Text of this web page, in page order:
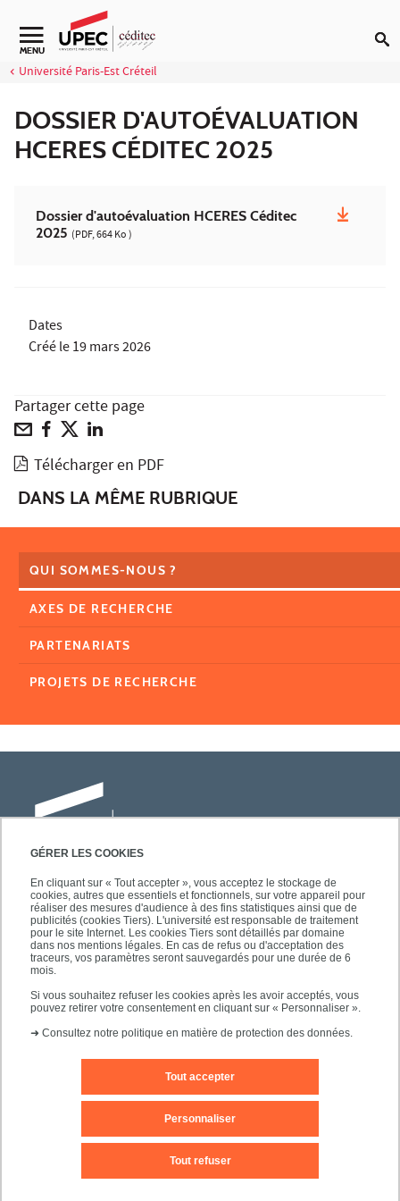
GÉRER LES COOKIES
En cliquant sur « Tout accepter », vous acceptez le stockage de
cookies, autres que essentiels et fonctionnels, sur votre appareil pour
réaliser des mesures d'audience à des fins statistiques ainsi que de
publicités (cookies Tiers). L'université est responsable de traitement
pour le site Internet. Les cookies Tiers sont détaillés par domaine
dans nos mentions légales. En cas de refus ou d'acceptation des
traceurs, vos paramètres seront sauvegardés pour une durée de 6
mois.
Si vous souhaitez refuser les cookies après les avoir acceptés, vous
pouvez retirer votre consentement en cliquant sur « Personnaliser ».
➜ Consultez notre politique en matière de protection des données.
Tout accepter
Tout refuser
Personnaliser
Aller au contenu
Navigation secondaire
MENU
Université Paris-Est Créteil
DOSSIER D'AUTOÉVALUATION
HCERES CÉDITEC 2025
Dossier d'autoévaluation HCERES Céditec
2025 (PDF, 664 Ko )
Dates
Créé le19 mars 2026
Partager cette page
Télécharger en PDF
DANS LA MÊME RUBRIQUE
QUI SOMMES-NOUS ?
AXES DE RECHERCHE
PARTENARIATS
PROJETS DE RECHERCHE
Université Paris-Est Créteil
Faculté des lettres, langues et sciences
humaines
61, avenue du Général de Gaulle
94010 Créteil
Editeur du site
Plan d'accès Plan du site